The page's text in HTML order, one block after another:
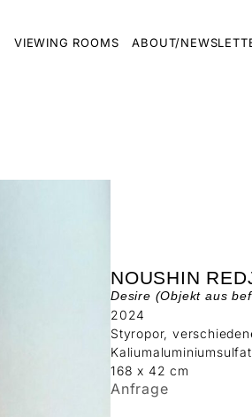
VIEWING ROOMS ABOUT/
NOUSHIN
Desire (Objekt aus
2024
Styropor,
Kaliumaluminiumsulfat
168 x 42 cm
Anfrage